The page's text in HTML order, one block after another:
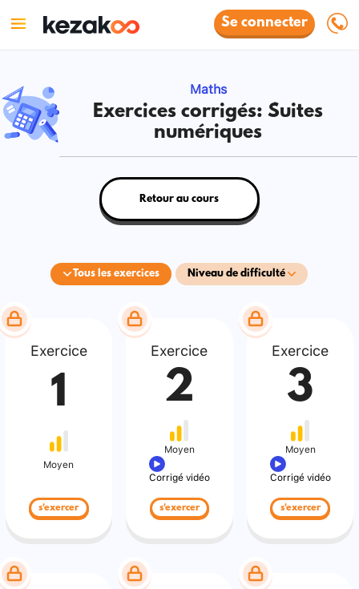
Se connecter
Maths
Exercices corrigés: Suites
numériques
Tous les exercices Niveau de difficulté
Retour au cours
Exercice
1
Moyen
s'exercer
Exercice
2
Moyen
Corrigé vidéo
s'exercer
Exercice
3
Moyen
Corrigé vidéo
s'exercer